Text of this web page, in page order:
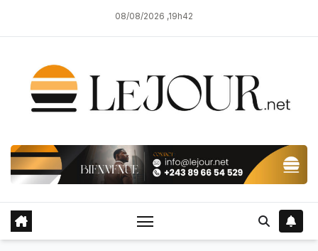
08/08/2026 ,19h42